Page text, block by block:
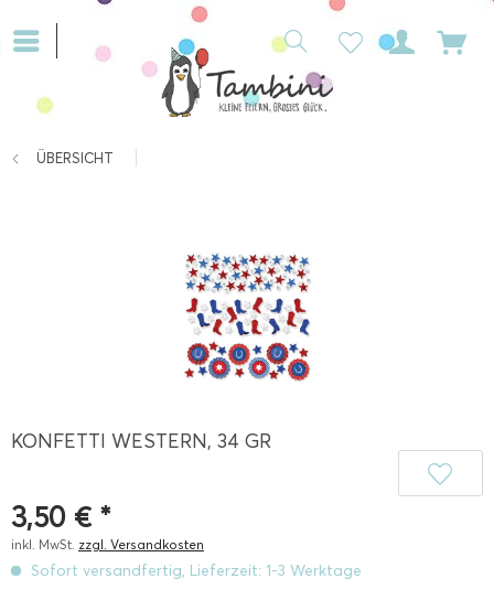
ÜBERSICHT
KONFETTI WESTERN, 34 GR
3,50 € *
inkl. MwSt. zzgl. Versandkosten
Sofort versandfertig, Lieferzeit: 1-3 Werktage